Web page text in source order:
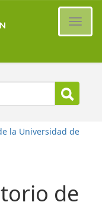
la Universidad de
de